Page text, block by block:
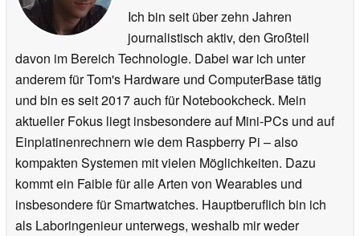
Ich bin seit über zehn Jahren
journalistisch aktiv, den Großteil
davon im Bereich Technologie. Dabei war ich unter
anderem für Tom's Hardware und ComputerBase tätig
und bin es seit 2017 auch für Notebookcheck. Mein
aktueller Fokus liegt insbesondere auf Mini-PCs und auf
Einplatinenrechnern wie dem Raspberry Pi – also
kompakten Systemen mit vielen Möglichkeiten. Dazu
kommt ein Faible für alle Arten von Wearables und
insbesondere für Smartwatches. Hauptberuflich bin ich
als Laboringenieur unterwegs, weshalb mir weder